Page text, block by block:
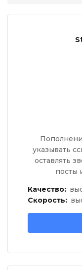
указывать
оставлять
посты
Качество:
Скорость: